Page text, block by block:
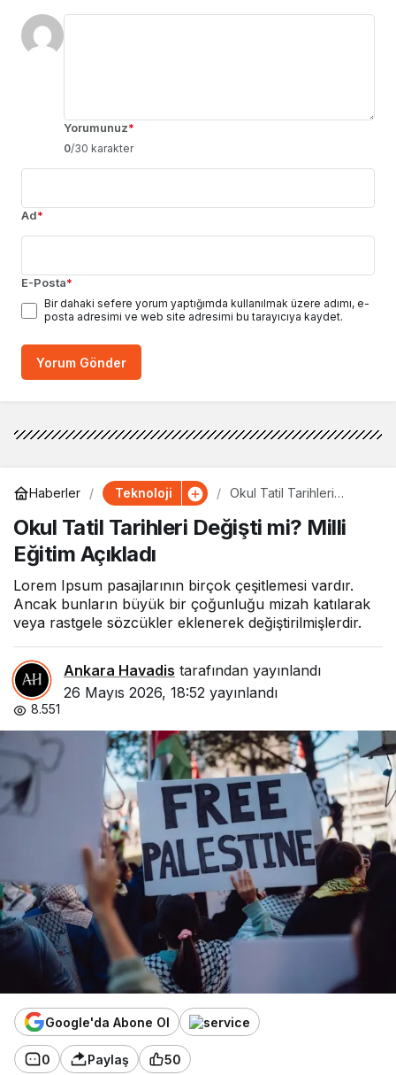
Yorumunuz*
0/30 karakter
Ad*
E-Posta*
Bir dahaki sefere yorum yaptığımda kullanılmak üzere adımı, e-
posta adresimi ve web site adresimi bu tarayıcıya kaydet.
Yorum Gönder
Haberler Teknoloji
Okul Tatil Tarihleri
Açıkladı
Okul Tatil Tarihleri Değişti mi? Milli
Eğitim Açıkladı
Lorem Ipsum pasajlarının birçok çeşitlemesi vardır.
Ancak bunların büyük bir çoğunluğu mizah katılarak
veya rastgele sözcükler eklenerek değiştirilmişlerdir.
Ankara Havadis tarafından yayınlandı
26 Mayıs 2026, 18:52 yayınlandı
8.551
Google'da Abone Ol
0 Paylaş 50